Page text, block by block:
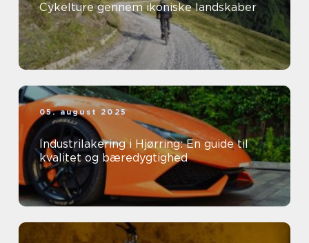
Cykelture gennem ikoniske landskaber
05. august 2025
Industrilakering i Hjørring: En guide til
kvalitet og bæredygtighed